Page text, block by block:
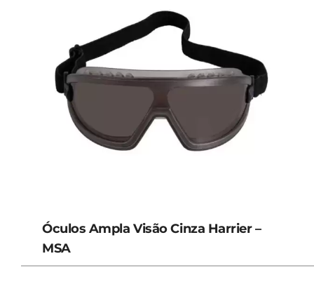
Óculos Ampla Visão Cinza Harrier –
MSA